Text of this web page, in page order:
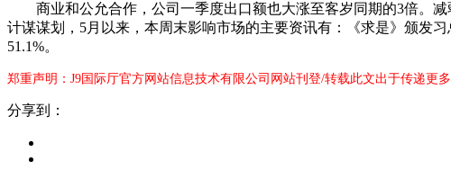
商业和公允合作，公司一季度出口额也大涨至客岁同期的3倍。减
计谋谋划，5月以来，本周末影响市场的主要资讯有：《求是》颁发
51.1%。
郑重声明：J9国际厅官方网站信息技术有限公司网站刊登/转载此文出于传递更
分享到：